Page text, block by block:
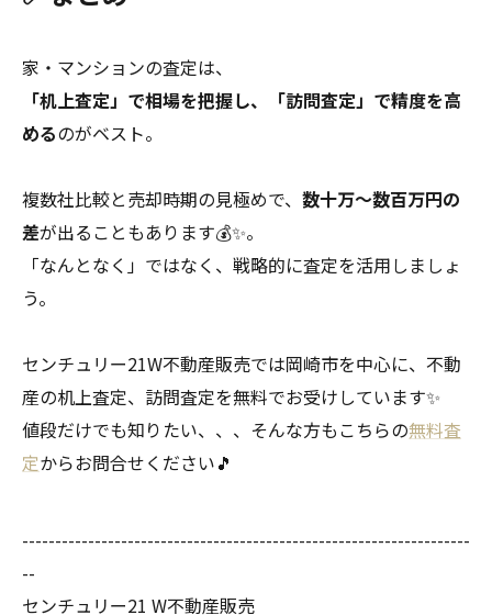
家・マンションの査定は、
「机上査定」で相場を把握し、「訪問査定」で精度を高
めるのがベスト。
複数社比較と売却時期の見極めで、 数十万〜数百万円の
差が出ることもあります💰✨。
「なんとなく」ではなく、戦略的に査定を活用しましょ
う。
センチュリー21W不動産販売では岡崎市を中心に、不動
産の机上査定、訪問査定を無料でお受けしています✨
値段だけでも知りたい、、、そんな方もこちらの無料査
定からお問合せください🎵
--------------------------------------------------------------------
--
センチュリー21 W不動産販売